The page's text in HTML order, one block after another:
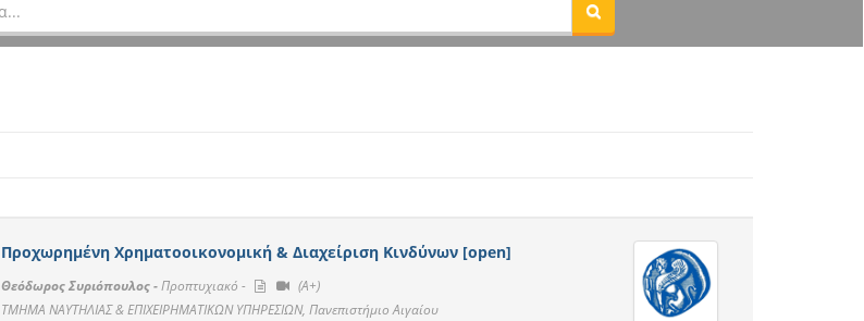
Προχωρημένη Χρηματοοικονομική & Διαχείριση Κινδύνων [open]
Θεόδωρος Συριόπουλος -Προπτυχιακό -
(A+)
ΤΜΗΜΑ ΝΑΥΤΗΛΙΑΣ & ΕΠΙΧΕΙΡΗΜΑΤΙΚΩΝ ΥΠΗΡΕΣΙΩΝ, Πανεπιστήμιο Αιγαίου